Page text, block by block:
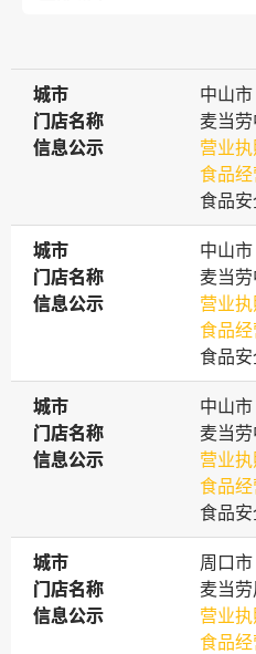
城市
城市
中山市
门店名称
门店名称
麦当
信息公示
信息公示
营业执
食品
食品
城市
城市
中山市
门店名称
门店名称
麦当
信息公示
信息公示
营业执
食品
食品
城市
城市
中山市
门店名称
门店名称
麦当
信息公示
信息公示
营业执
食品
食品
城市
城市
周口市
门店名称
门店名称
麦当
信息公示
信息公示
营业执
食品